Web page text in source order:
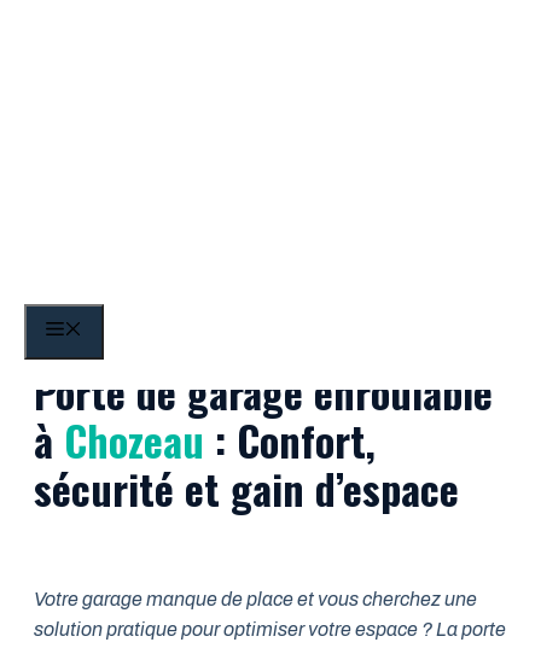
Porte de garage enroulable
à Chozeau : Confort,
sécurité et gain d’espace
Votre garage manque de place et vous cherchez une
solution pratique pour optimiser votre espace ? La porte